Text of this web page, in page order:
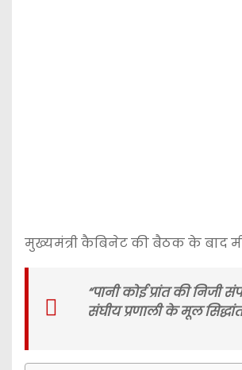
मुख्यमंत्री कैबिनेट की बैठक के बाद
“पानी कोई प्रांत की
संघीय प्रणाली के मूल